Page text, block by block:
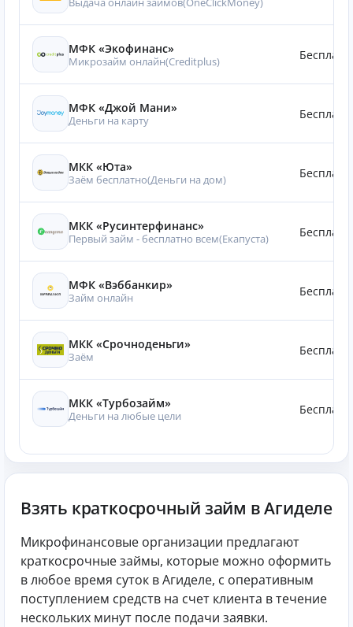
МФК «Экофинанс»
Микрозайм онлайн(Creditplus)
МФК «Джой Мани»
Деньги на карту
МКК «Юта»
Заём бесплатно(Деньги на дом)
МКК «Русинтерфинанс»
Первый займ - бесплатно всем(Eкапуста)
МФК «Вэббанкир»
Займ онлайн
МКК «Срочноденьги»
Заём
МКК «Турбозайм»
Деньги на любые цели
Взять краткосрочный займ в Агиделе
Микрофинансовые организации предлагают
краткосрочные займы, которые можно оформить
в любое время суток в Агиделе, с оперативным
поступлением средств на счет клиента в течение
нескольких минут после подачи заявки.